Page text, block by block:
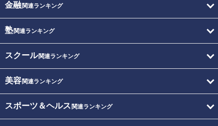
金融関連ランキング
塾関連ランキング
スクール関連ランキング
美容関連ランキング
スポーツ＆ヘルス 関連ランキング